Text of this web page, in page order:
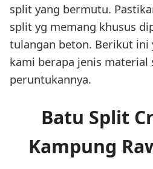
split yang bermutu.
split yg memang khusus
tulangan beton. Berikut ini
kami berapa jenis material
peruntukannya.
Batu Split
Kampung